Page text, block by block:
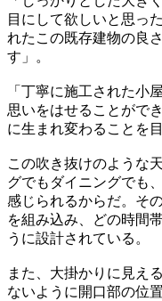
目にして欲しいと思っ
れたこの既存建物の良
す」。
「丁寧に施工された小
思いをはせることがで
に生まれ変わることを
この吹き抜けのような
グでもダイニングでも
感じられるからだ。そ
を組み込み、どの時間
うに設計されている。
また、大掛かりに見え
ないように開口部の位